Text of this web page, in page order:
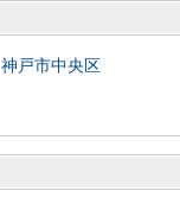
神戸市中央区